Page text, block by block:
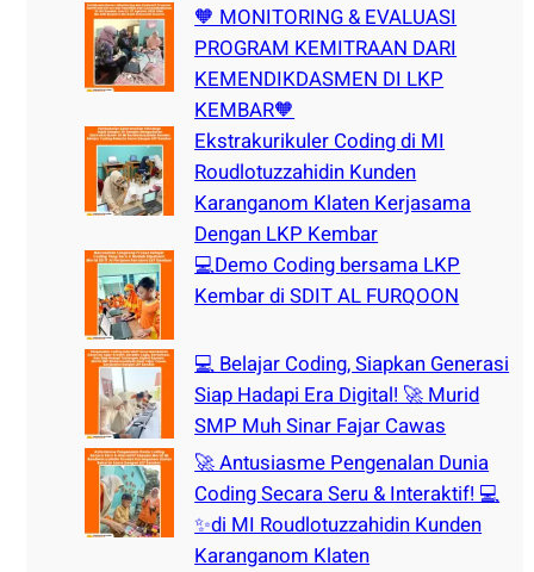
🧡 MONITORING & EVALUASI
PROGRAM KEMITRAAN DARI
KEMENDIKDASMEN DI LKP
KEMBAR🧡
Ekstrakurikuler Coding di MI
Roudlotuzzahidin Kunden
Karanganom Klaten Kerjasama
Dengan LKP Kembar
💻Demo Coding bersama LKP
Kembar di SDIT AL FURQOON
💻 Belajar Coding, Siapkan Generasi
Siap Hadapi Era Digital! 🚀 Murid
SMP Muh Sinar Fajar Cawas
🚀 Antusiasme Pengenalan Dunia
Coding Secara Seru & Interaktif! 💻
✨di MI Roudlotuzzahidin Kunden
Karanganom Klaten